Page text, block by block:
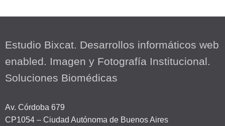
Estudio Bixcat. Desarrollos informáticos web
enabled. Imagen y Fotografía Institucional.
Soluciones Biomédicas
Av. Córdoba 679
CP1054 – Ciudad Autónoma de Buenos Aires